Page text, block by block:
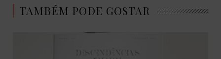
TAMBÉM PODE GOSTAR